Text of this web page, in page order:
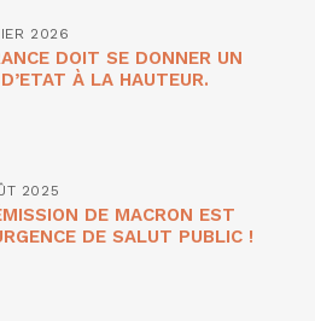
2026
DOIT SE DONNER UN
À LA HAUTEUR.
2025
DE MACRON EST
DE SALUT PUBLIC !